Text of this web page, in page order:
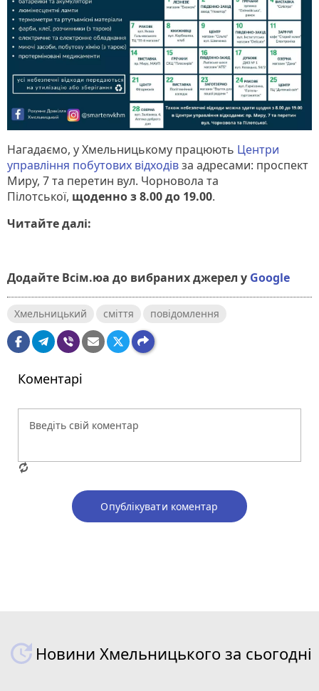
Нагадаємо, у Хмельницькому працюють Центри
управління побутових відходівза адресами: проспект
Миру, 7 та перетин вул. Чорновола та
Пілотської, щоденно з 8.00 до 19.00.
Читайте далі:
Додайте Всім.юа до вибраних джерел у Google
Хмельницький сміття повідомлення
Коментарі
Опублікувати коментар
Новини Хмельницького за сьогодні